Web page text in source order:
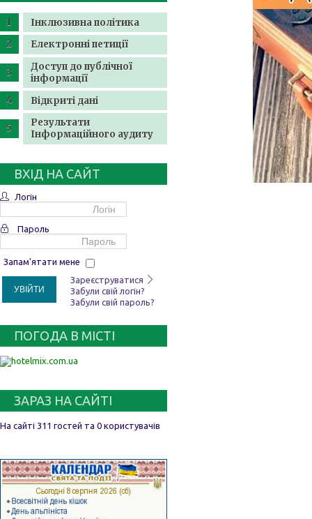
Інклюзивна політика
Електронні петиції
Доступ до публічної
інформації
Відкриті дані
Результати
Інформаційного аудиту
ВХІД НА САЙТ
Логін
Пароль
Запам'ятати мене
УВІЙТИ
Зареєструватися
Забули свій логін?
Забули свій пароль?
ПОГОДА В МІСТІ
ЗАРАЗ НА САЙТІ
На сайті 311 гостей та 0 користувачів